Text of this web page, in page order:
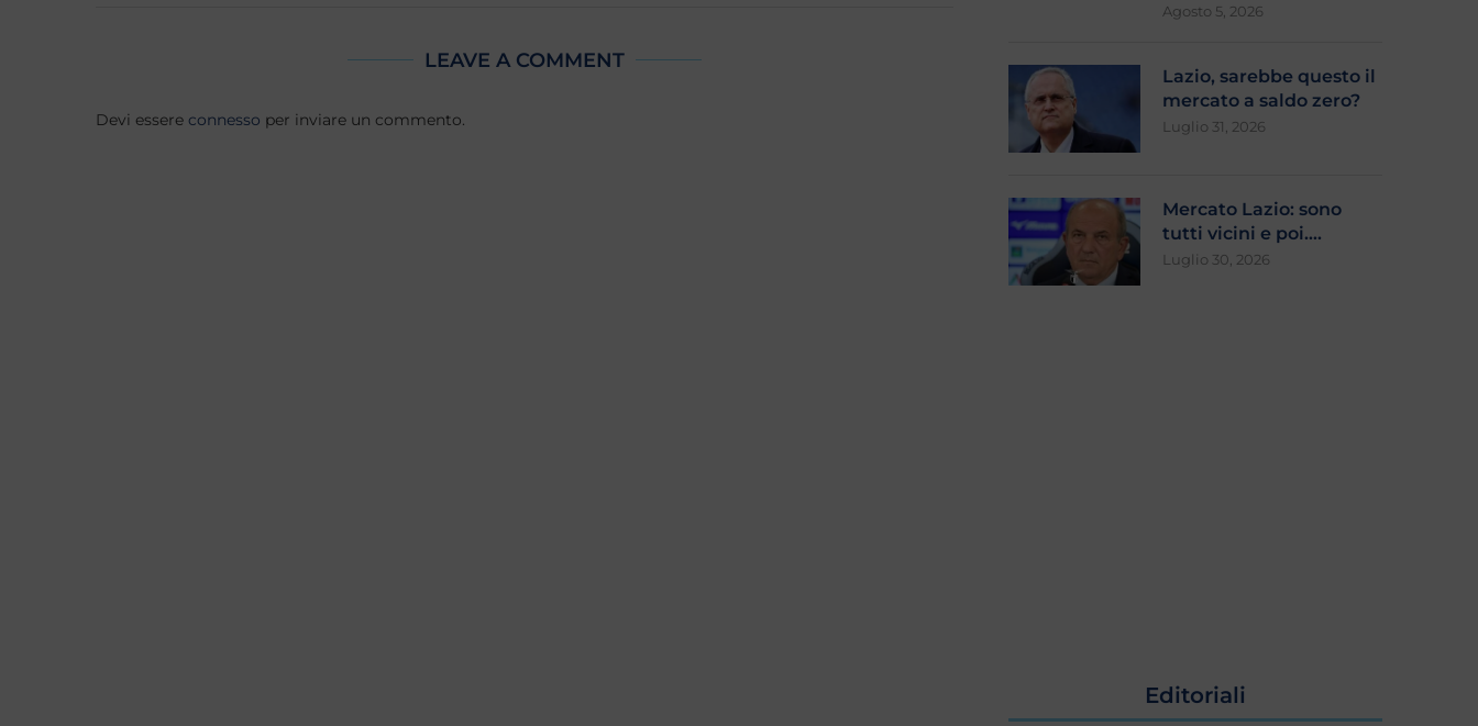
LEAVE A COMMENT
Devi essere connesso per inviare un commento.
Agosto 5, 2026
Lazio, sarebbe questo il
mercato a saldo zero?
Luglio 31, 2026
Mercato Lazio: sono
tutti vicini e poi….
Luglio 30, 2026
Editoriali